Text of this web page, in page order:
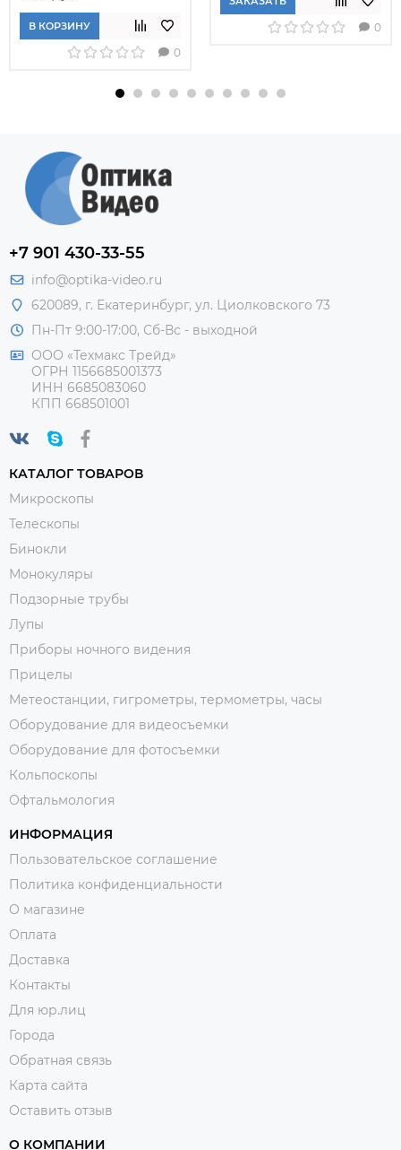
В КОРЗИНУ
0
0
+7 901 430-33-55
info@optika-video.ru
620089, г. Екатеринбург, ул. Циолковского 73
Пн-Пт 9:00-17:00, Сб-Вс - выходной
ООО «Техмакс Трейд»
ОГРН 1156685001373
ИНН 6685083060
КПП 668501001
КАТАЛОГ ТОВАРОВ
Микроскопы
Телескопы
Бинокли
Монокуляры
Подзорные трубы
Лупы
Приборы ночного видения
Прицелы
Метеостанции, гигрометры, термометры, часы
Оборудование для видеосъемки
Оборудование для фотосъемки
Кольпоскопы
Офтальмология
ИНФОРМАЦИЯ
Пользовательское соглашение
Политика конфиденциальности
О магазине
Оплата
Доставка
Контакты
Для юр.лиц
Города
Обратная связь
Карта сайта
Оставить отзыв
О КОМПАНИИ